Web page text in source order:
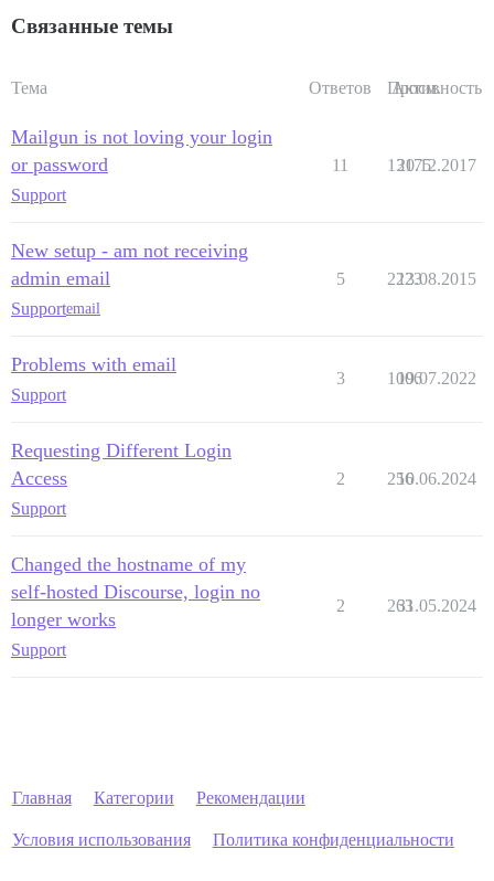
Связанные темы
Тема Ответов Просм.
Активность
Mailgun is not loving your login
or password
Support
11 13175
20.12.2017
New setup - am not receiving
admin email
Supportemail
5 2223
13.08.2015
Problems with email
Support
3 1006
19.07.2022
Requesting Different Login
Access
Support
2 256
10.06.2024
Changed the hostname of my
self-hosted Discourse, login no
longer works
Support
2 263
31.05.2024
Главная Категории Рекомендации
Условия использования Политика конфиденциальности